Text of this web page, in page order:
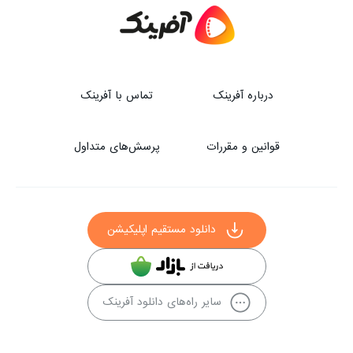
درباره آفرینک تماس با آفرینک
قوانین و مقررات پرسش‌های متداول
دانلود مستقیم اپلیکیشن
سایر راه‌های دانلود آفرینک